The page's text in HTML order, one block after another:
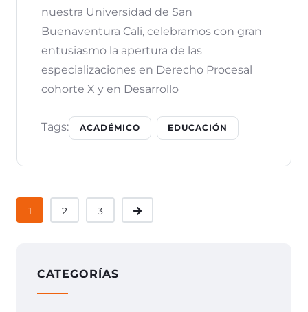
nuestra Universidad de San
Buenaventura Cali, celebramos con gran
entusiasmo la apertura de las
especializaciones en Derecho Procesal
cohorte X y en Desarrollo
Tags: ACADÉMICO EDUCACIÓN
1 2 3
CATEGORÍAS